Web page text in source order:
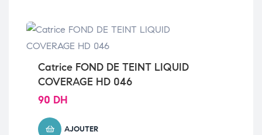
Catrice FOND DE TEINT LIQUID
COVERAGE HD 046
90 DH
AJOUTER